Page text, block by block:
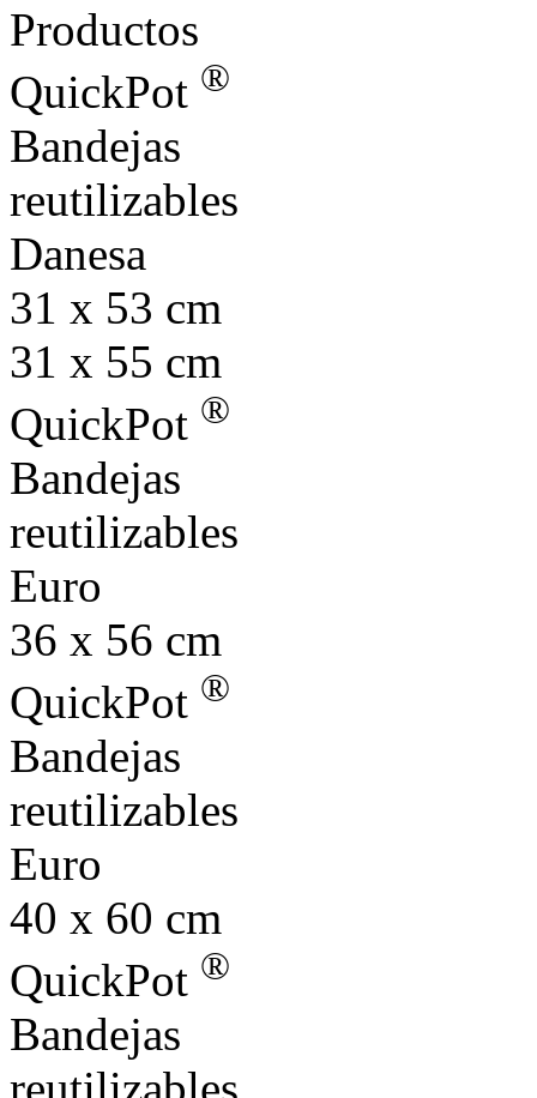
Productos
QuickPot ®
Bandejas
reutilizables
Danesa
31 x 53 cm
31 x 55 cm
QuickPot ®
Bandejas
reutilizables
Euro
36 x 56 cm
QuickPot ®
Bandejas
reutilizables
Euro
40 x 60 cm
QuickPot ®
Bandejas